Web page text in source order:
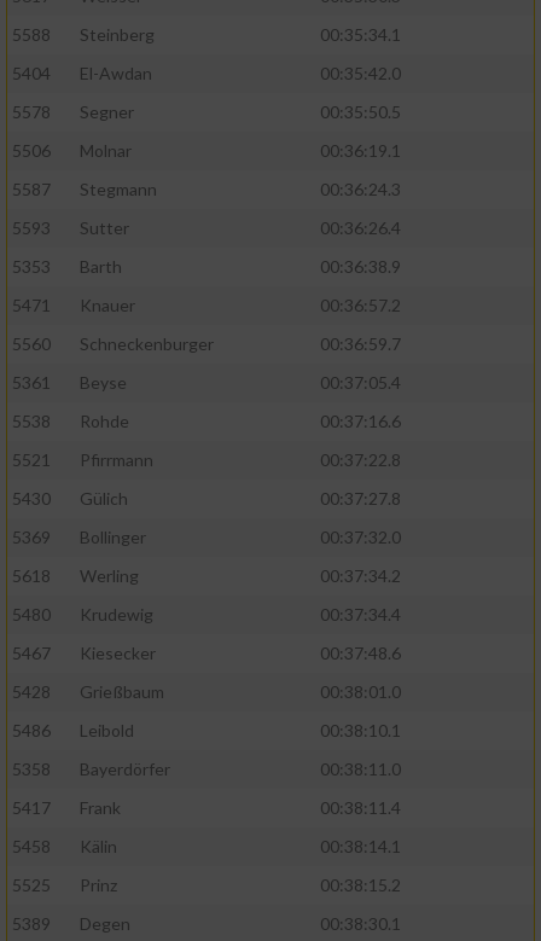
5588
Steinberg
00:35:34.1
5404
El-Awdan
00:35:42.0
5578
Segner
00:35:50.5
5506
Molnar
00:36:19.1
5587
Stegmann
00:36:24.3
5593
Sutter
00:36:26.4
5353
Barth
00:36:38.9
5471
Knauer
00:36:57.2
5560
Schneckenburger
00:36:59.7
5361
Beyse
00:37:05.4
5538
Rohde
00:37:16.6
5521
Pfirrmann
00:37:22.8
5430
Gülich
00:37:27.8
5369
Bollinger
00:37:32.0
5618
Werling
00:37:34.2
5480
Krudewig
00:37:34.4
5467
Kiesecker
00:37:48.6
5428
Grießbaum
00:38:01.0
5486
Leibold
00:38:10.1
5358
Bayerdörfer
00:38:11.0
5417
Frank
00:38:11.4
5458
Kälin
00:38:14.1
5525
Prinz
00:38:15.2
5389
Degen 00:38:30.1